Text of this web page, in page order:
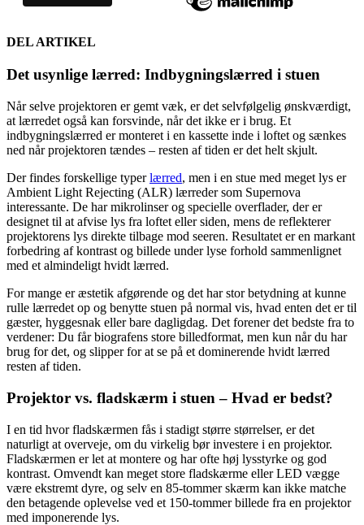
DEL ARTIKEL
Det usynlige lærred: Indbygningslærred i stuen
Når selve projektoren er gemt væk, er det selvfølgelig ønskværdigt,
at lærredet også kan forsvinde, når det ikke er i brug. Et
indbygningslærred er monteret i en kassette inde i loftet og sænkes
ned når projektoren tændes – resten af tiden er det helt skjult.
Der findes forskellige typerlærred, men i en stue med meget lys er
Ambient Light Rejecting (ALR) lærreder som Supernova
interessante. De har mikrolinser og specielle overflader, der er
designet til at afvise lys fra loftet eller siden, mens de reflekterer
projektorens lys direkte tilbage mod seeren. Resultatet er en markant
forbedring af kontrast og billede under lyse forhold sammenlignet
med et almindeligt hvidt lærred.
For mange er æstetik afgørende og det har stor betydning at kunne
rulle lærredet op og benytte stuen på normal vis, hvad enten det er til
gæster, hyggesnak eller bare dagligdag. Det forener det bedste fra to
verdener: Du får biografens store billedformat, men kun når du har
brug for det, og slipper for at se på et dominerende hvidt lærred
resten af tiden.
Projektor vs. fladskærm i stuen – Hvad er bedst?
I en tid hvor fladskærmen fås i stadigt større størrelser, er det
naturligt at overveje, om du virkelig bør investere i en projektor.
Fladskærmen er let at montere og har ofte høj lysstyrke og god
kontrast. Omvendt kan meget store fladskærme eller LED vægge
være ekstremt dyre, og selv en 85-tommer skærm kan ikke matche
den betagende oplevelse ved et 150-tommer billede fra en projektor
med imponerende lys.